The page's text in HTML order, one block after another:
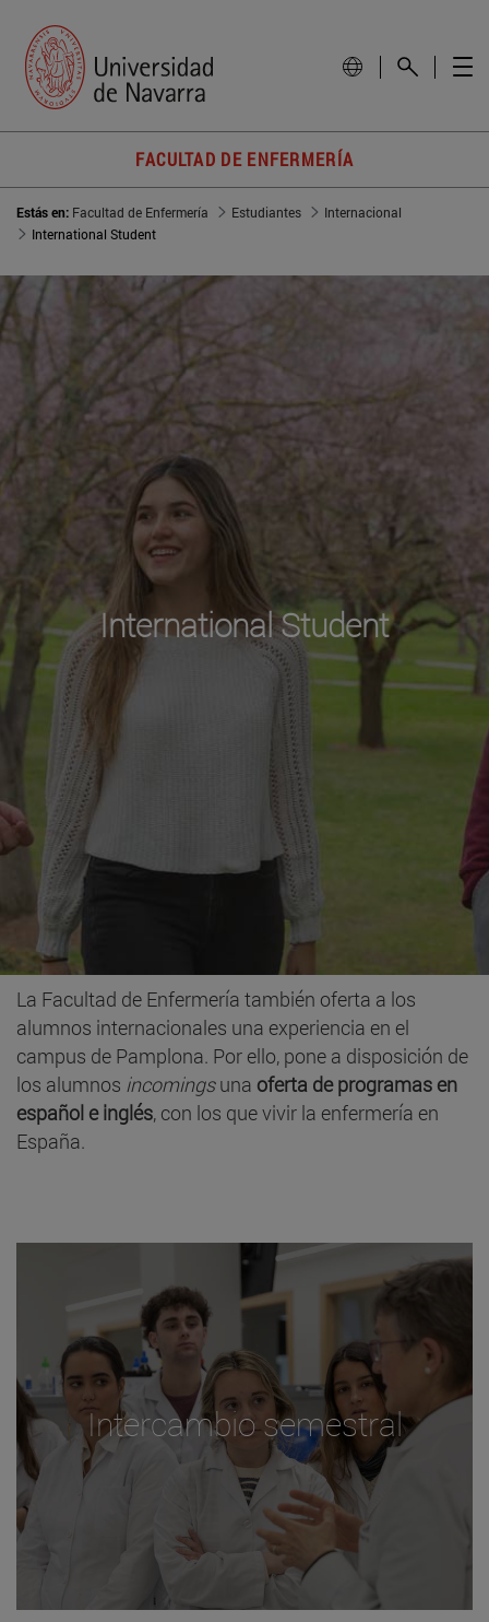
FACULTAD DE ENFERMERÍA
Estás en: Facultad de Enfermería Estudiantes
Internacional
International Student
International Student
La Facultad de Enfermería también oferta a los
alumnos internacionales una experiencia en el
campus de Pamplona. Por ello, pone a disposición de
los alumnos incomingsuna oferta de programas en
español e inglés, con los que vivir la enfermería en
España.
Intercambio semestral